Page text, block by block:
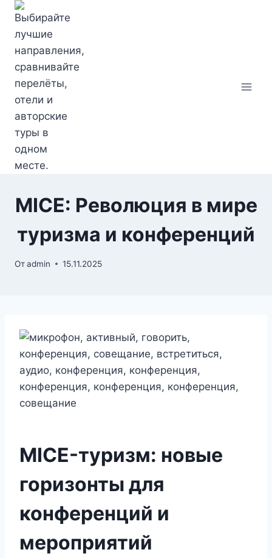
Перейти
содержимому
MICE: Революция в мире
туризма и конференций
Отadmin 15.11.2025
MICE-туризм: новые
горизонты для
конференций и
мероприятий